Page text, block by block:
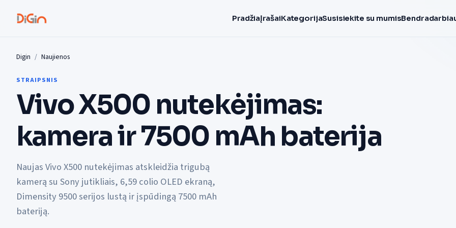
PradžiaĮrašaiKategorijaSusisiekite su mumis
Digin Naujienos
STRAIPSNIS
Vivo X500 nutekėjimas:
kamera ir 7500 mAh baterija
Naujas Vivo X500 nutekėjimas atskleidžia trigubą
kamerą su Sony jutikliais, 6,59 colio OLED ekraną,
Dimensity 9500 serijos lustą ir įspūdingą 7500 mAh
bateriją.